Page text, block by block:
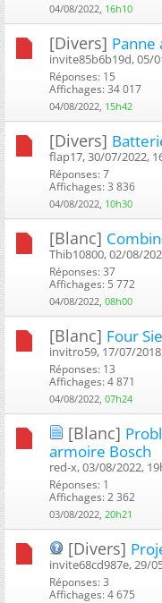
04/08/2022, 16h10
[Divers] Panne
invite85b6b19d, 05/
Réponses: 15
Affichages: 34 017
04/08/2022, 15h42
[Divers]
flap17, 30/07/2022,
Réponses: 7
Affichages: 3 836
04/08/2022, 10h30
[Blanc]
Thib10800, 02/08/
Réponses: 37
Affichages: 5 772
04/08/2022, 08h00
[Blanc] Four
invitro59, 17/07/
Réponses: 13
Affichages: 4 871
04/08/2022, 07h24
[Blanc]
armoire Bosch
red-x, 03/08/2022,
Réponses: 1
Affichages: 2 362
03/08/2022, 20h21
[Divers]
invite68cd987e, 29/
Réponses: 3
Affichages: 4 675